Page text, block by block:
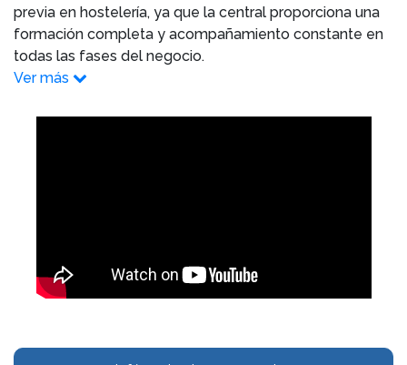
previa en hostelería, ya que la central proporciona una
formación completa y acompañamiento constante en
todas las fases del negocio.
Ver más